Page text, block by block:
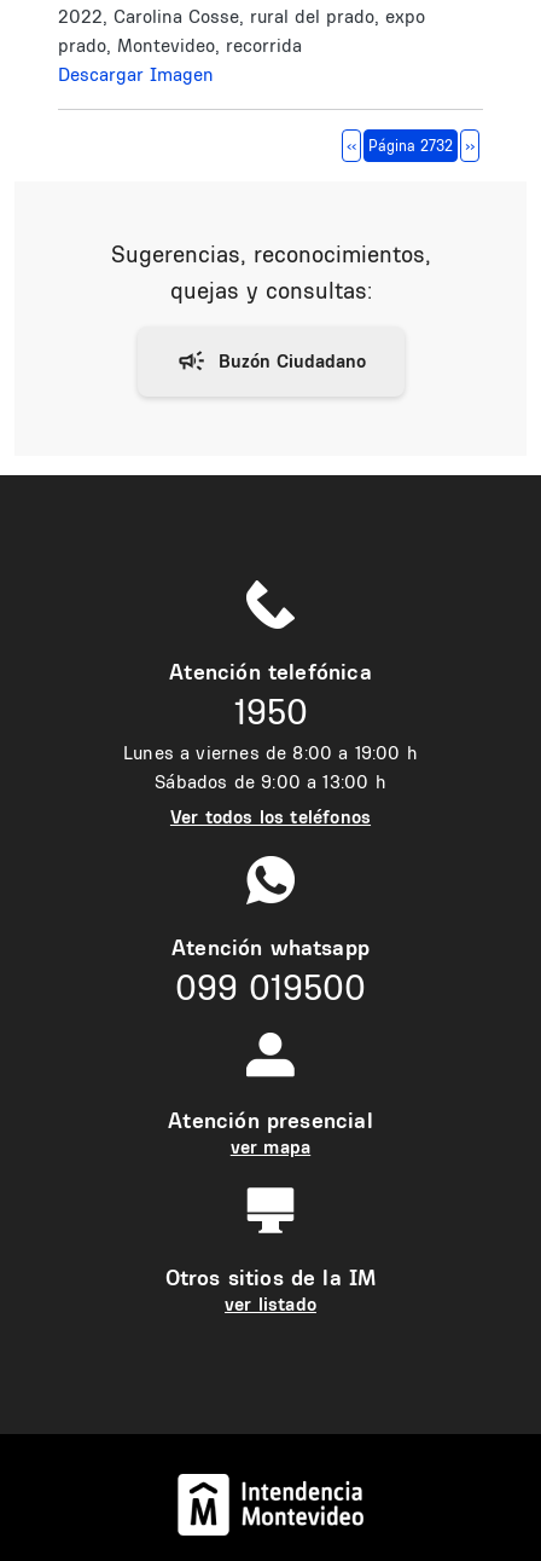
2022, Carolina Cosse, rural del prado, expo
prado, Montevideo, recorrida
Descargar Imagen
Página anterior
‹‹ Página 2732 Siguiente
››
Sugerencias, reconocimientos,
quejas y consultas:
Atención telefónica
1950
Lunes a viernes de 8:00 a 19:00 h
Sábados de 9:00 a 13:00 h
Ver todos los teléfonos
Atención whatsapp
099 019500
Atención presencial
ver mapa
Otros sitios de la IM
ver listado